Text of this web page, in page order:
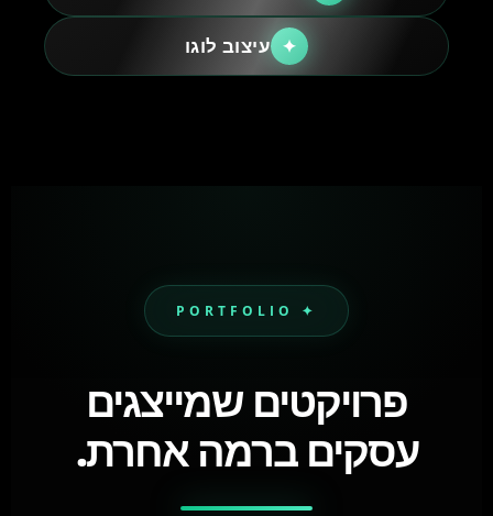
✦ עיצוב לוגו
✦ PORTFOLIO
פרויקטים שמייצגים
עסקים ברמה אחרת.